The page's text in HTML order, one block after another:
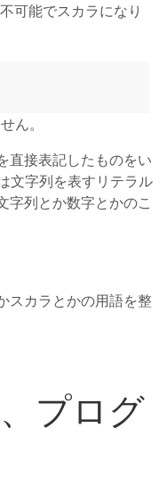
可能でスカラになり
ん。
直接表記したものをい
文字列を表すリテラル
字列とか数字とかのこ
スカラとかの用語を整
プログ